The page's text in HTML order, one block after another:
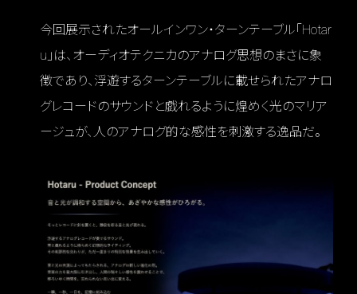
今回展示されたオールインワン・ターンテーブル「Hotar
u」は、オーディオテクニカのアナログ思想のまさに象
徴であり、浮遊するターンテーブルに載せられたアナロ
グレコードのサウンドと戯れるように煌めく光のマリア
ージュが、人のアナログ的な感性を刺激する逸品だ。